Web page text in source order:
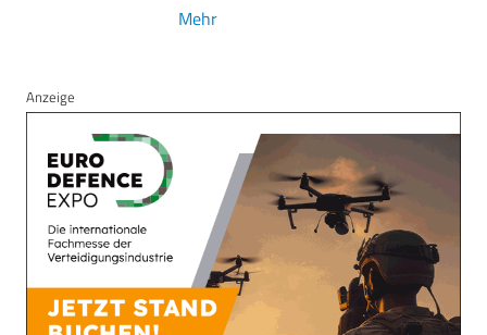
Mehr
Anzeige